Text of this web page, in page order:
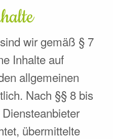
wir gemäß § 7
Inhalte auf
allgemeinen
Nach §§ 8 bis
übermittelte